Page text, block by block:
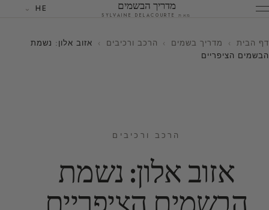
מדריך הבשמים
מאת SYLVAINE DELACOURTE
HE
דף הבית › מדריך בשמים › הרכב ורכיבים ›
אזוב אלון: נשמת
הבשמים הציפריים
הרכב ורכיבים
אזוב אלון: נשמת
הבשמים הציפריים